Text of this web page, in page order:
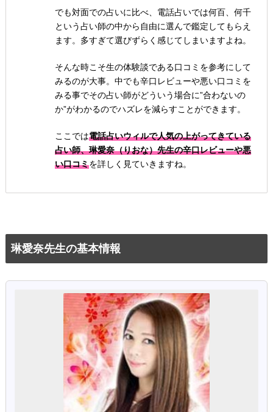
でも対面での占いに比べ、電話占いでは何百、何千
という占い師の中から自由に選んで鑑定してもらえ
ます。多すぎて選びずらく感じてしまいますよね。
そんな時こそ生の体験談である口コミを参考にして
みるのが大事。中でも辛口レビューや悪い口コミを
みる事でその占い師がどういう場合に”合わないの
か”がわかるのでハズレを減らすことができます。
ここでは電話占いウィルで人気の上がってきている
占い師、琳愛奈（りおな）先生の辛口レビューや悪
い口コミを詳しく見ていきますね。
琳愛奈先生の基本情報